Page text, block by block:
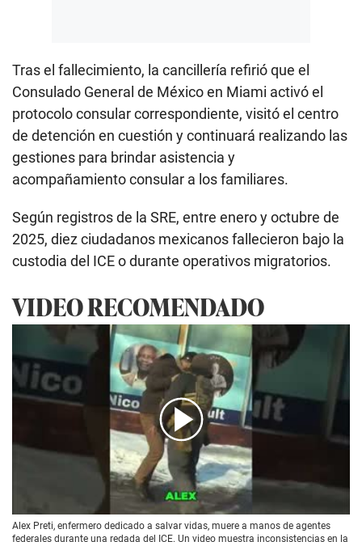
Tras el fallecimiento, la cancillería refirió que el
Consulado General de México en Miami activó el
protocolo consular correspondiente, visitó el centro
de detención en cuestión y continuará realizando las
gestiones para brindar asistencia y
acompañamiento consular a los familiares.
Según registros de la SRE, entre enero y octubre de
2025, diez ciudadanos mexicanos fallecieron bajo la
custodia del ICE o durante operativos migratorios.
VIDEO RECOMENDADO
02:38
Alex Preti, enfermero dedicado a salvar vidas, muere a manos de agentes
federales durante una redada del ICE. Un video muestra inconsistencias en la